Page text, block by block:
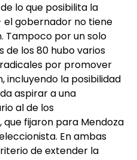
lo que posibilita la
el gobernador no tiene
Tampoco por un solo
de los 80 hubo varios
por promover
incluyendo la posibilidad
aspirar a una
al de los
que fijaron para Mendoza
En ambas
de extender la